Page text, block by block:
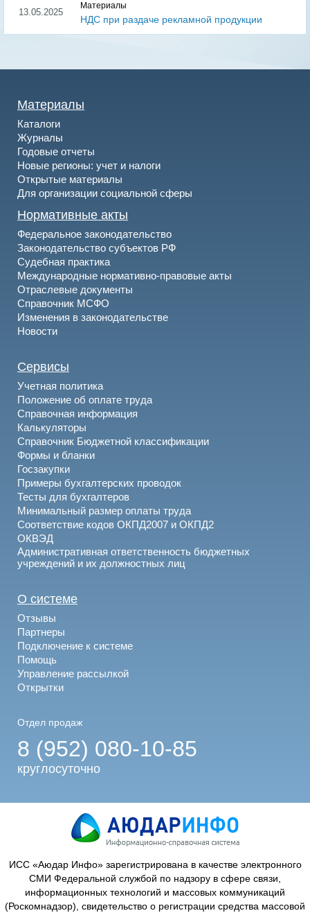
13.05.2025
Материалы
НДС при раздаче рекламной продукции
Материалы
Каталоги
Журналы
Годовые отчеты
Новые регионы: учет и налоги
Открытые материалы
Для организации социальной сферы
Нормативные акты
Федеральное законодательство
Законодательство субъектов РФ
Судебная практика
Международные нормативно-правовые акты
Отраслевые документы
Справочник МСФО
Изменения в законодательстве
Новости
Сервисы
Учетная политика
Положение об оплате труда
Справочная информация
Калькуляторы
Справочник Бюджетной классификации
Формы и бланки
Госзакупки
Примеры бухгалтерских проводок
Тесты для бухгалтеров
Минимальный размер оплаты труда
Соответствие кодов ОКПД2007 и ОКПД2
ОКВЭД
Административная ответственность бюджетных
учреждений и их должностных лиц
О системе
Отзывы
Партнеры
Подключение к системе
Помощь
Управление рассылкой
Открытки
Отдел продаж
8 (952) 080-10-85
круглосуточно
ИСС «Аюдар Инфо» зарегистрирована в качестве электронного
СМИ Федеральной службой по надзору в сфере связи,
информационных технологий и массовых коммуникаций
(Роскомнадзор), свидетельство о регистрации средства массовой